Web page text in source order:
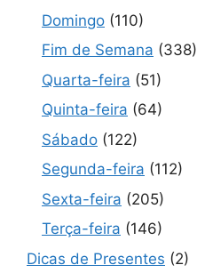
Domingo (110)
Fim de Semana (338)
Quarta-feira (51)
Quinta-feira (64)
Sábado (122)
Segunda-feira (112)
Sexta-feira (205)
Terça-feira (146)
Dicas de Presentes (2)